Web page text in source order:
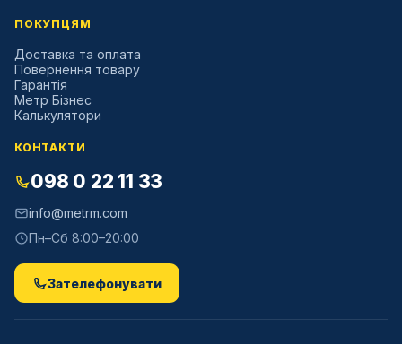
ПОКУПЦЯМ
Доставка та оплата
Повернення товару
Гарантія
Метр Бізнес
Калькулятори
КОНТАКТИ
098 0 22 11 33
info@metrm.com
Пн–Сб 8:00–20:00
Зателефонувати